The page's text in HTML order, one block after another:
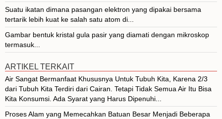
Suatu ikatan dimana pasangan elektron yang dipakai bersama
tertarik lebih kuat ke salah satu atom di...
Gambar bentuk kristal gula pasir yang diamati dengan mikroskop
termasuk...
ARTIKEL TERKAIT
Air Sangat Bermanfaat Khususnya Untuk Tubuh Kita, Karena 2/3
dari Tubuh Kita Terdiri dari Cairan. Tetapi Tidak Semua Air Itu Bisa
Kita Konsumsi. Ada Syarat yang Harus Dipenuhi...
Proses Alam yang Memecahkan Batuan Besar Menjadi Beberapa